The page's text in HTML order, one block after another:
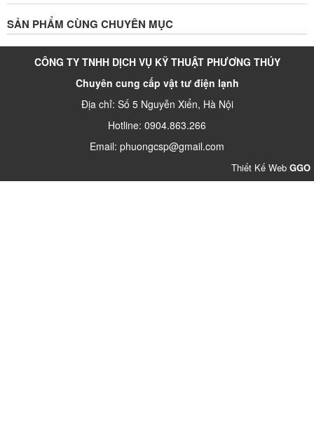
SẢN PHẨM CÙNG CHUYÊN MỤC
CÔNG TY TNHH DỊCH VỤ KỸ THUẬT PHƯƠNG THÚY
Chuyên cung cấp vật tư điện lạnh
Địa chỉ: Số 5 Nguyễn Xiển, Hà Nội
Hotline: 0904.863.266
Email: phuongcsp@gmail.com
Thiết Kế Web GGO